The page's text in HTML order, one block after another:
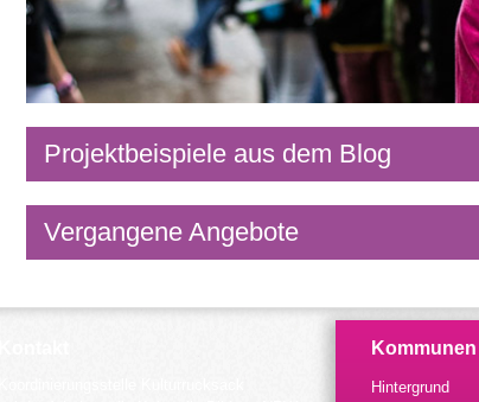
Projektbeispiele aus dem Blog
Vergangene Angebote
Kommunen
Hintergrund